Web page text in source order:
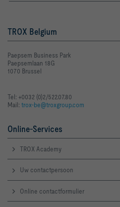
TROX Belgium
Paepsem Business Park
Paepsemlaan 18G
1070 Brussel
Tel: +0032 (0)2/522.07.80
Mail: trox-be@troxgroup.com
Online-Services
TROX Academy
Uw contactpersoon
Online contactformulier